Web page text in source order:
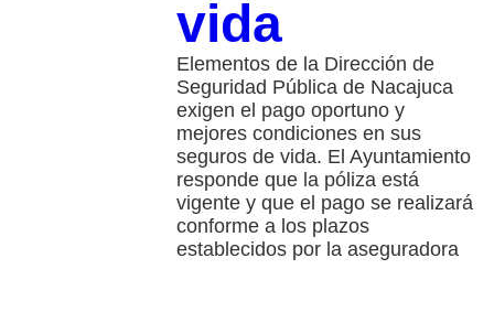
vida
Elementos de la Dirección de
Seguridad Pública de Nacajuca
exigen el pago oportuno y
mejores condiciones en sus
seguros de vida. El Ayuntamiento
responde que la póliza está
vigente y que el pago se realizará
conforme a los plazos
establecidos por la aseguradora